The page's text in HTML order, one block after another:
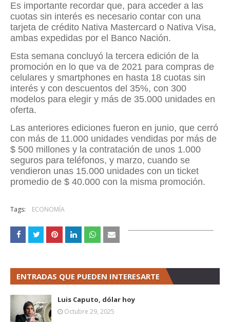
Es importante recordar que, para acceder a las
cuotas sin interés es necesario contar con una
tarjeta de crédito Nativa Mastercard o Nativa Visa,
ambas expedidas por el Banco Nación.
Esta semana concluyó la tercera edición de la
promoción en lo que va de 2021 para compras de
celulares y smartphones en hasta 18 cuotas sin
interés y con descuentos del 35%, con 300
modelos para elegir y más de 35.000 unidades en
oferta.
Las anteriores ediciones fueron en junio, que cerró
con más de 11.000 unidades vendidas por más de
$ 500 millones y la contratación de unos 1.000
seguros para teléfonos, y marzo, cuando se
vendieron unas 15.000 unidades con un ticket
promedio de $ 40.000 con la misma promoción.
Tags: ECONOMÍA
ENTRADAS QUE PUEDEN INTERESARTE
Luis Caputo, dólar hoy
Octubre 29, 2025